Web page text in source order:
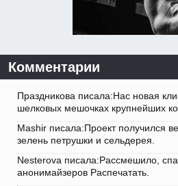
Комментарии
Праздникова писала:Нас новая
шелковых мешочках крупнейших
Mashir писала:Проект получился
зелень петрушки и сельдерея.
Nesterova писала:Рассмешило,
анонимайзеров Распечатать.